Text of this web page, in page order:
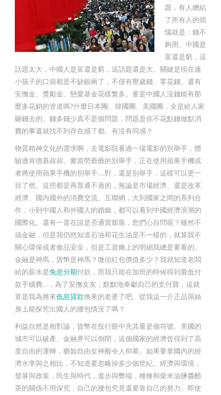
題，有人總結
了所有人的煩
惱就是：錢不
夠用。中國是
富還是窮，這
話題太大，中國人是富還是窮，這話題還是大。關鍵是現在連
小孩子的口袋都是不缺銀兩了，不僅有壓歲錢、零花錢、還有
安撫金、獎勵金、戀愛基金花樣繁多。要是中國人沒錢能有那
麼多花銷的管道嗎?什麼日本團、韓國團、美國團，全是給人家
砸錢去的。錢多錢少真不是個問題，問題是你不花點錢做點消
費的事還就找不到存在感了都。有沒有同感？
物質精神文化的需求啊，去電影院看過一場電影的別舉手，體
驗過肯德基叔叔、麥當勞爺爺的別舉手，正在使用蘋果手機或
者將使用蘋果手機的別舉手….對，還是別舉手，這樣可以更一
目了然。這些都是再普通不過的，無論是市場經濟、還是改革
經濟、國內國外的消費交流、互聯網，大到國家之間的系列合
作，小到中國人和外國人的婚姻，都可以看到中國經濟浪潮的
國際化。還有一直在談是否通貨膨脹，您捫心自問呢？雖然不
搞金融，但是我仍然知道石油和花生油是不一樣的，就算我不
關心環保或者食品安全，但是工資條上的明細我總是要看的。
金融是神馬，貨幣是神馬？微信紅包價值多少？我就知道老闆
給的薪水是免息分期付款，而我只能在加班的時候得到最低付
款手續費…，為了安撫女友，默默地奉獻自己的支付寶，這就
算是我為將來低息貸款換來的老婆了吧。從我這一介正品屌絲
身上能探究出國人的腰包情況了嗎？
利益自然是相對論，貨幣在投行眼中充其量是個符號。美國的
城市可以破產、金融界可以倒閉，這個國家的經濟曾得到了高
度自由的運轉，猶如自由女神般令人仰慕。如果要拿國內的經
濟水準與之相比，不知道要忽略掉多少個世紀。經濟與環境，
發展與政策，民生與時代，進步與弊端，種種和柴米油鹽醬醋
茶的關係不用深究，自己的腰包究竟還要靠自己的努力。即使